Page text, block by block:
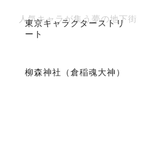
東京キャラクターストリ
ート
人気キャラが集う夢の地下街
柳森神社（倉稲魂大神）